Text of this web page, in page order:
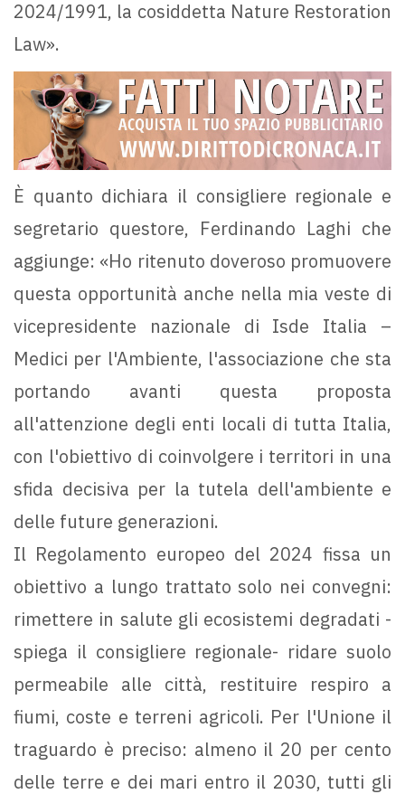
2024/1991, la cosiddetta Nature Restoration
Law».
È quanto dichiara il consigliere regionale e
segretario questore, Ferdinando Laghi che
aggiunge: «Ho ritenuto doveroso promuovere
questa opportunità anche nella mia veste di
vicepresidente nazionale di Isde Italia –
Medici per l'Ambiente, l'associazione che sta
portando avanti questa proposta
all'attenzione degli enti locali di tutta Italia,
con l'obiettivo di coinvolgere i territori in una
sfida decisiva per la tutela dell'ambiente e
delle future generazioni.
Il Regolamento europeo del 2024 fissa un
obiettivo a lungo trattato solo nei convegni:
rimettere in salute gli ecosistemi degradati -
spiega il consigliere regionale- ridare suolo
permeabile alle città, restituire respiro a
fiumi, coste e terreni agricoli. Per l'Unione il
traguardo è preciso: almeno il 20 per cento
delle terre e dei mari entro il 2030, tutti gli